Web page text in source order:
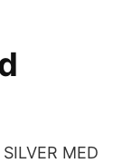
MED